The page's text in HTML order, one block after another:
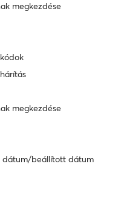
megkezdése
megkezdése
dátum/beállított dátum